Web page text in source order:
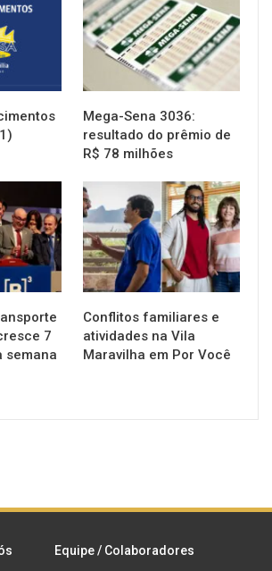
Mega-Sena 3036:
resultado do prêmio de
R$ 78 milhões
7
semana
NOTÍCIAS
Conflitos familiares e
atividades na Vila
Maravilha em Por Você
Equipe / Colaboradores